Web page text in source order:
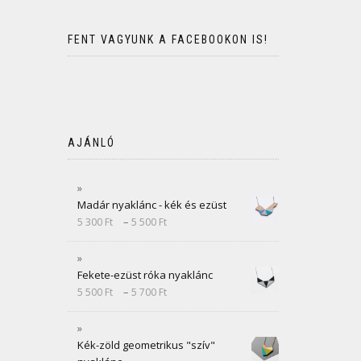
FENT VAGYUNK A FACEBOOKON IS!
AJÁNLÓ
Madár nyaklánc - kék és ezüst
5 300 Ft – 5 500 Ft
Fekete-ezüst róka nyaklánc
5 500 Ft – 5 700 Ft
Kék-zöld geometrikus "szív"